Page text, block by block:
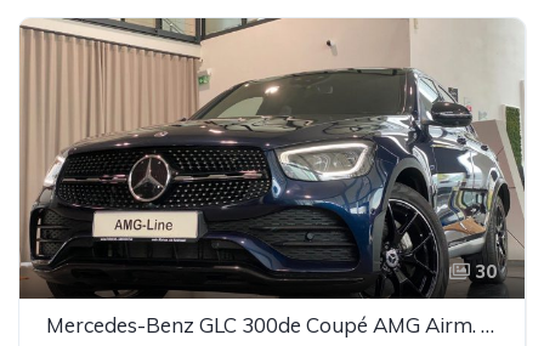
30
Mercedes-Benz GLC 300de Coupé AMG Airm. Burm. Sbel HUD DTR AHK